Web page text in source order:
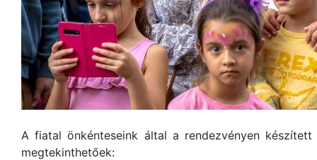
A fiatal önkénteseink által a rendezvényen
megtekinthetőek: